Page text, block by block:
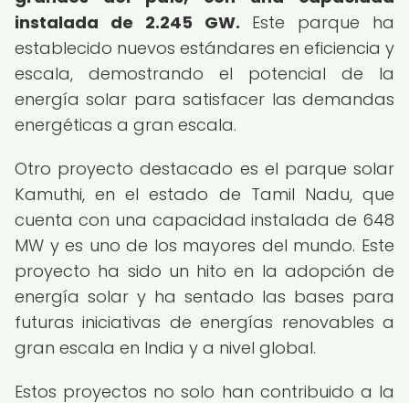
instalada de 2.245 GW. Este parque ha
establecido nuevos estándares en eficiencia y
escala, demostrando el potencial de la
energía solar para satisfacer las demandas
energéticas a gran escala.
Otro proyecto destacado es el parque solar
Kamuthi, en el estado de Tamil Nadu, que
cuenta con una capacidad instalada de 648
MW y es uno de los mayores del mundo. Este
proyecto ha sido un hito en la adopción de
energía solar y ha sentado las bases para
futuras iniciativas de energías renovables a
gran escala en India y a nivel global.
Estos proyectos no solo han contribuido a la